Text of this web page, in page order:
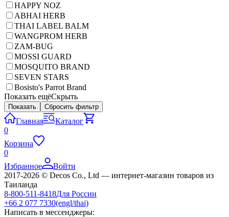
HAPPY NOZ
ABHAI HERB
THAI LABEL BALM
WANGPROM HERB
ZAM-BUG
MOSSI GUARD
MOSQUITO BRAND
SEVEN STARS
Bosisto's Parrot Brand
Показать ещёСкрыть
Показать Сбросить фильтр
Главная
Каталог
0
Корзина
0
Избранное
Войти
2017-2026 © Decos Co., Ltd — интернет-магазин товаров из
Таиланда
8-800-511-8418Для России
+66 2 077 7330(engl/thai)
Написать в мессенджеры: